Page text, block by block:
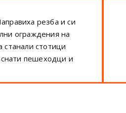
резба и си
ограждения на
станали стотици
пешеходци и